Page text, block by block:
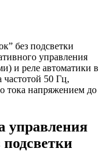
без подсветки
управления
и реле автоматики в
частотой 50 Гц,
тока напряжением до
управления